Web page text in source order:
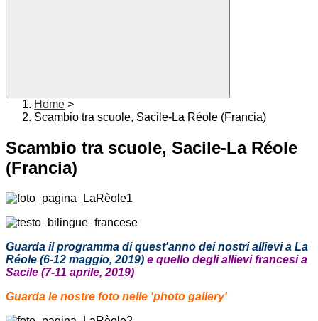
Home >
Scambio tra scuole, Sacile-La Réole (Francia)
Scambio tra scuole, Sacile-La Réole
(Francia)
Guarda il programma di quest'anno dei nostri allievi a La
Réole (6-12 maggio, 2019) e quello degli allievi francesi a
Sacile (7-11 aprile, 2019)
Guarda le nostre foto nelle 'photo gallery'